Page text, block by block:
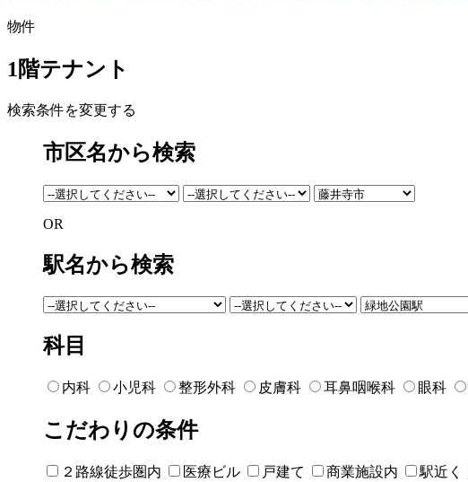
物件
1階テナント
検索条件を変更する
市区名から検索
OR
駅名から検索
科目
内科 小児科 整形外科 皮膚科 耳鼻咽喉科 眼科
こだわりの条件
２路線徒歩圏内 医療ビル 戸建て 商業施設内 駅近く